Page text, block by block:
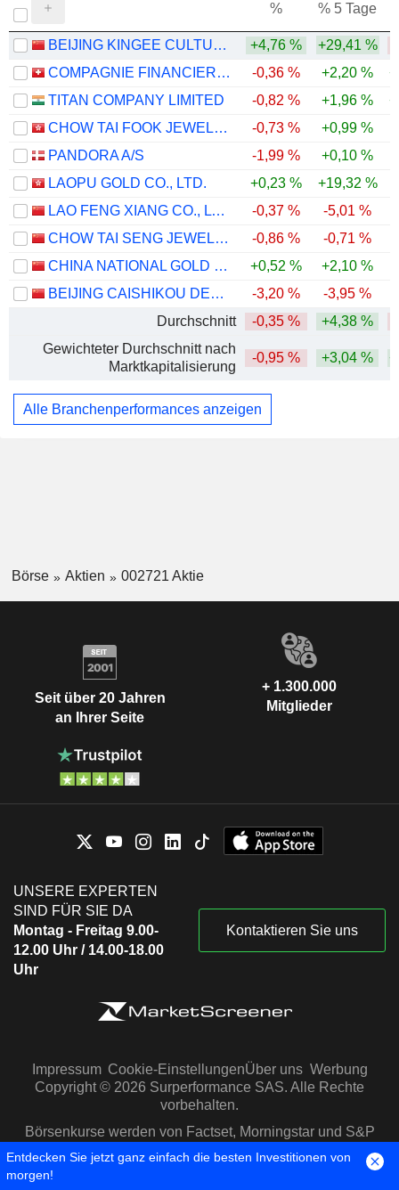
% % 5 Tage
BEIJING KINGEE CULTURE DEVELOPMENT CO., LTD. +4,76 % +29,41 %
COMPAGNIE FINANCIERE RICHEMONT
-0,36 % +2,20 %
TITAN COMPANY LIMITED
-0,82 % +1,96 %
CHOW TAI FOOK JEWELLERY GROUP LIMITED
-0,73 % +0,99 %
PANDORA A/S
-1,99 % +0,10 %
LAOPU GOLD CO., LTD.
+0,23 % +19,32 %
LAO FENG XIANG CO., LTD.
-0,37 % -5,01 %
CHOW TAI SENG JEWELLERY CO., LTD.
-0,86 % -0,71 %
CHINA NATIONAL GOLD GROUP GOLD JEWELLERY CO.,LTD.
+0,52 % +2,10 %
BEIJING CAISHIKOU DEPARTMENT STORE CO.,LTD.
-3,20 % -3,95 %
Durchschnitt
-0,35 % +4,38 %
Gewichteter Durchschnitt nach
Marktkapitalisierung
-0,95 % +3,04 %
Alle Branchenperformances anzeigen
Börse Aktien 002721 Aktie
Seit über 20 Jahren
an Ihrer Seite
+ 1.300.000
Mitglieder
UNSERE EXPERTEN
SIND FÜR SIE DA
Montag - Freitag 9.00-
12.00 Uhr / 14.00-18.00
Uhr
Kontaktieren Sie uns
Impressum Cookie-EinstellungenÜber uns Werbung
Copyright © 2026 Surperformance SAS. Alle Rechte
vorbehalten.
Börsenkurse werden von Factset, Morningstar und S&P
Capital IQ zur Verfügung gestellt
Entdecken Sie jetzt ganz einfach die besten Investitionen von
morgen!